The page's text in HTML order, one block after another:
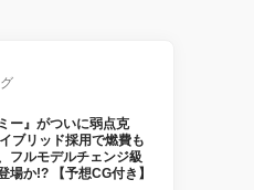
ー』がついに弱点克
ブリッド採用で燃費も
フルモデルチェンジ級
場か!? 【予想CG付き】